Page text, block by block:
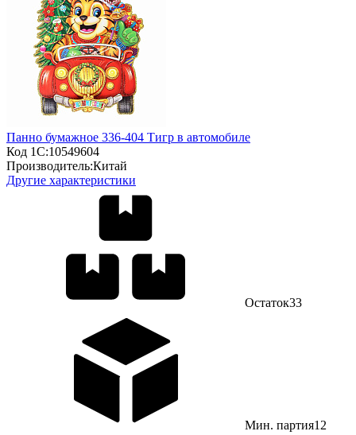
Панно бумажное 336-404 Тигр в автомобиле
Код 1С:10549604
Производитель:Китай
Другие характеристики
Остаток33
Мин. партия12